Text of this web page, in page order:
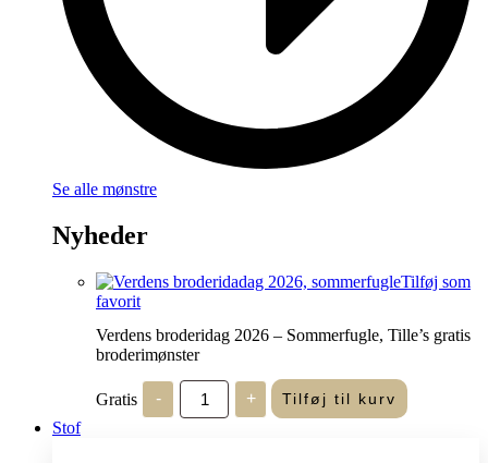
Se alle mønstre
Nyheder
Tilføj som
favorit
Verdens broderidag 2026 – Sommerfugle, Tille’s gratis
broderimønster
Gratis -
Verdens
broderidag
2026
+ Tilføj til kurv
Stof